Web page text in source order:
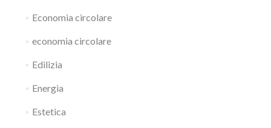
Economia circolare
economia circolare
Edilizia
Energia
Estetica